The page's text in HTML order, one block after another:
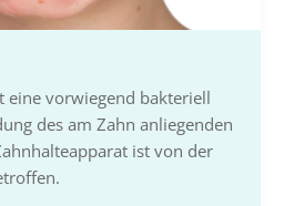
eine vorwiegend bakteriell
des am Zahn anliegenden
ist von der